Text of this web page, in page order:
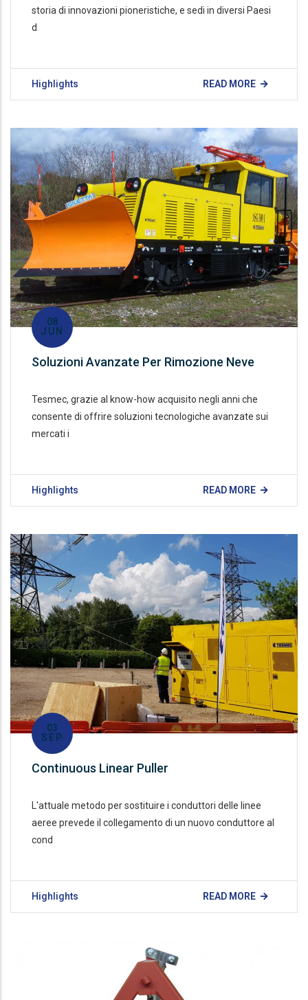
storia di innovazioni pioneristiche, e sedi in diversi Paesi
d
Highlights READ MORE
08
JUN
Soluzioni Avanzate Per Rimozione Neve
Tesmec, grazie al know-how acquisito negli anni che
consente di offrire soluzioni tecnologiche avanzate sui
mercati i
Highlights READ MORE
03
SEP
Continuous Linear Puller
L'attuale metodo per sostituire i conduttori delle linee
aeree prevede il collegamento di un nuovo conduttore al
cond
Highlights READ MORE